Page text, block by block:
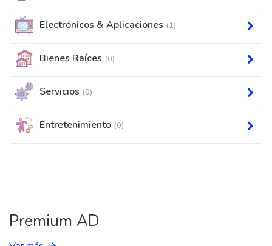
Electrónicos & Aplicaciones (1)
Bienes Raíces (0)
Servicios (0)
Entretenimiento (0)
Premium AD